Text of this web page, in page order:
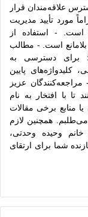
علاقه‌مندان قرار
مورد تأیید مدیریت
- استفاده از
است. - مطالب
برای دسترسی به
پایین
عزیز
تا با افتخار به نام
منابع برخی مقالات
همچنین لازم
وحیده وحدتی،
شما برای ارتقای